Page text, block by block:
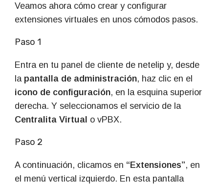
Veamos ahora cómo crear y configurar
extensiones virtuales en unos cómodos pasos.
Paso 1
Entra en tu panel de cliente de netelip y, desde
la pantalla de administración, haz clic en el
icono de configuración, en la esquina superior
derecha. Y seleccionamos el servicio de la
Centralita Virtual o vPBX.
Paso 2
A continuación, clicamos en “Extensiones”, en
el menú vertical izquierdo. En esta pantalla